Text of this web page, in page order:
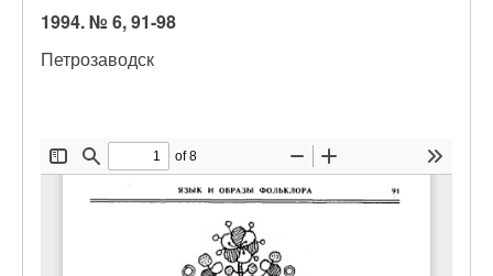
1994. № 6, 91-98
Петрозаводск